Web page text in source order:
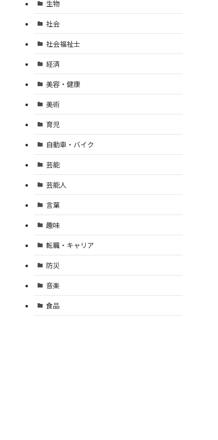
生物
社会
社会福祉士
経済
美容・健康
美術
育児
自動車・バイク
芸能
芸能人
言葉
趣味
転職・キャリア
防災
音楽
食品